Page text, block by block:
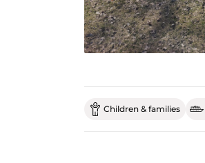
Children & families